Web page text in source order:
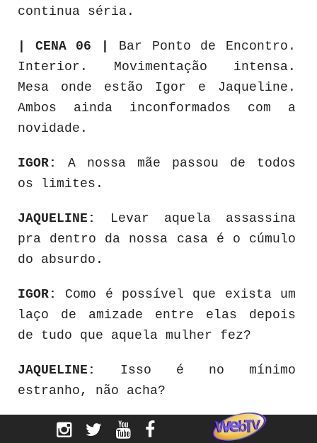
continua séria.
| CENA 06 | Bar Ponto de Encontro.
Interior. Movimentação intensa.
Mesa onde estão Igor e Jaqueline.
Ambos ainda inconformados com a
novidade.
IGOR:
A nossa mãe passou de todos
os limites.
JAQUELINE:
Levar aquela assassina
pra dentro da nossa casa é o cúmulo
do absurdo.
IGOR:
Como é possível que exista um
laço de amizade entre elas depois
de tudo que aquela mulher fez?
JAQUELINE:
Isso é no mínimo
estranho, não acha?
O que você quer dizer?